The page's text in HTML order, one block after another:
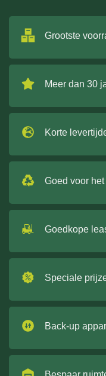
Grootste
Meer dan 30
Korte
Goed voor
Goedkope
Speciale
Back-up